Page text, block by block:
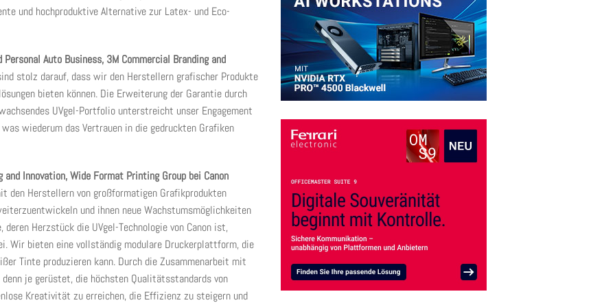
und hochproduktive Alternative zur Latex- und Eco-
Auto Business, 3M Commercial Branding and
stolz darauf, dass wir den Herstellern grafischer Produkte
bieten können. Die Erweiterung der Garantie durch
UVgel-Portfolio unterstreicht unser Engagement
wiederum das Vertrauen in die gedruckten Grafiken
Innovation, Wide Format Printing Group bei Canon
den Herstellern von großformatigen Grafikprodukten
und ihnen neue Wachstumsmöglichkeiten
Herzstück die UVgel-Technologie von Canon ist,
Wir bieten eine vollständig modulare Druckerplattform, die
Tinte produzieren kann. Durch die Zusammenarbeit mit
je gerüstet, die höchsten Qualitätsstandards von
Kreativität zu erreichen, die Effizienz zu steigern und